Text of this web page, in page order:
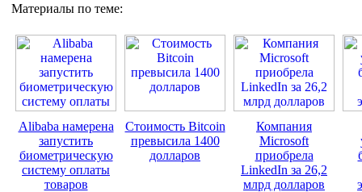
Материалы по теме:
Alibaba намерена
запустить
биометрическую
систему оплаты
товаров
Стоимость Bitcoin
превысила 1400
долларов
Компания
Microsoft
приобрела
LinkedIn за 26,2
млрд долларов